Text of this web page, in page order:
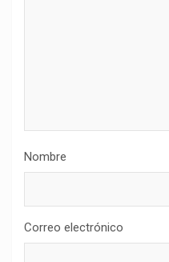
Nombre
Correo electrónico